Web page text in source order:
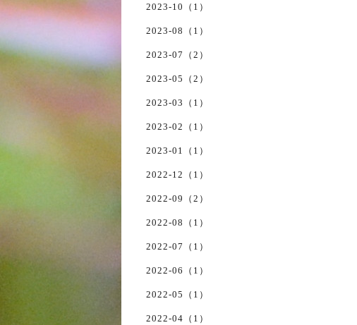
2023-10（1）
2023-08（1）
2023-07（2）
2023-05（2）
2023-03（1）
2023-02（1）
2023-01（1）
2022-12（1）
2022-09（2）
2022-08（1）
2022-07（1）
2022-06（1）
2022-05（1）
2022-04（1）